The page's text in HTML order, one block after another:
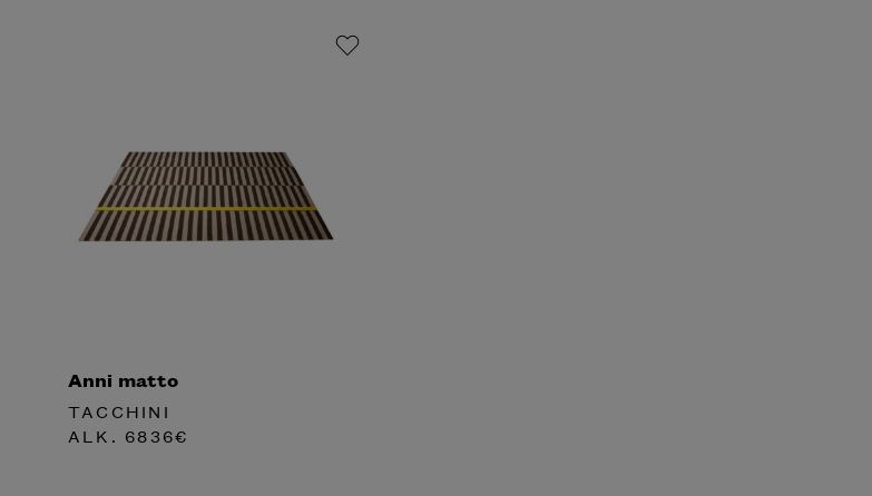
Anni matto
TACCHINI
ALK. 6836€